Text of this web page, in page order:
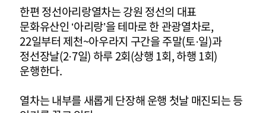
한편 정선아리랑열차는 강원 정선의 대표
문화유산인 ‘아리랑’을 테마로 한 관광열차로,
22일부터 제천~아우라지 구간을 주말(토·일)과
정선장날(2·7일) 하루 2회(상행 1회, 하행 1회)
운행한다.
열차는 내부를 새롭게 단장해 운행 첫날 매진되는 등